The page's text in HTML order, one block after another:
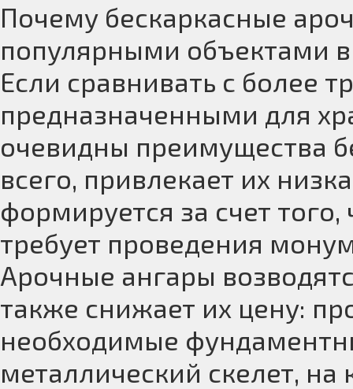
Почему бескаркасные
популярными объектами в
Если сравнивать с
предназначенными для
очевидны преимущества
всего, привлекает их
формируется за счет
требует проведения
Арочные ангары
также снижает их цену:
необходимые
металлический скелет,